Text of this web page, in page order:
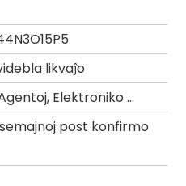
likvaĵo
Elektroniko ...
post konfirmo